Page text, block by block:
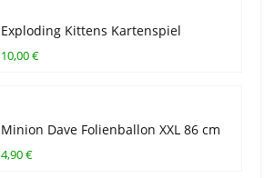
Exploding Kittens Kartenspiel
10,00 €
Minion Dave Folienballon XXL 86 cm
4,90 €